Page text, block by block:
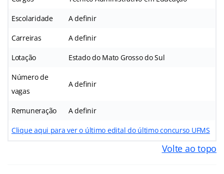
Escolaridade A definir
Carreiras A definir
Lotação Estado do Mato Grosso do Sul
Número de
vagas
A definir
Remuneração A definir
Clique aqui para ver o último edital do último concurso UFMS
Volte ao topo